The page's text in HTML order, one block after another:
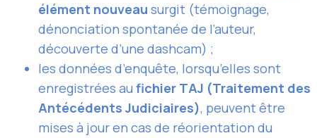
élément nouveau surgit (témoignage,
dénonciation spontanée de l’auteur,
découverte d’une dashcam) ;
les données d’enquête, lorsqu’elles sont
enregistrées au fichier TAJ (Traitement des
Antécédents Judiciaires), peuvent être
mises à jour en cas de réorientation du